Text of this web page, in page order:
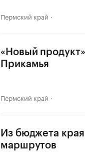
Пермский край
«Новый
Прикамья
Пермский край
Из бюджета
маршрутов